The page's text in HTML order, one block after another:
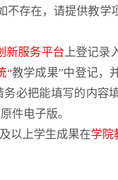
不存在，请提供教学
新服务平台 上登记录
“教学成果”中登记，
必把能填写的内容
件电子版。
以上学生成果在学院